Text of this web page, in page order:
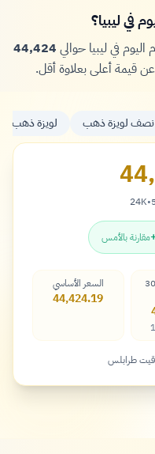
44,424
قيمة أعلى بعلاوة أقل.
نصف لويزة ذهب لويزة ذهب
•
24K
مقارنة بالأمس
أقل سعر خلال 30
السعر الأساسي
44,424.19